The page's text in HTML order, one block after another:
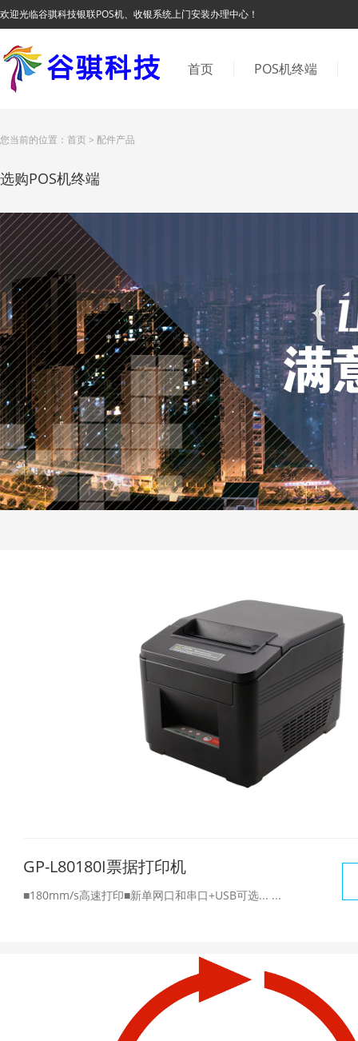
欢迎光临谷骐科技银联POS机、收银系统上门安装办理中心！
首页 POS机终端
您当前的位置： 首页> 配件产品
选购POS机终端
GP-L80180I票据打印机
■180mm/s高速打印■新单网口和串口+USB可选... ...